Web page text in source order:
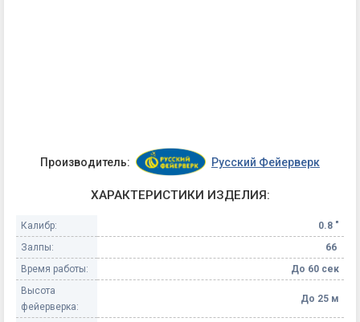
Производитель: Русский Фейерверк
ХАРАКТЕРИСТИКИ ИЗДЕЛИЯ:
Калибр:
0.8 "
Залпы:
66
Время работы:
До 60 сек
Высота
фейерверка:
До 25 м